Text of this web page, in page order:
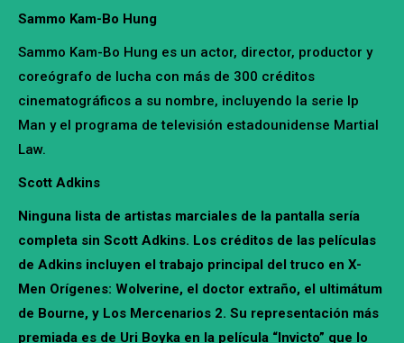
Sammo Kam-Bo Hung
Sammo Kam-Bo Hung es un actor, director, productor y
coreógrafo de lucha con más de 300 créditos
cinematográficos a su nombre, incluyendo la serie Ip
Man y el programa de televisión estadounidense Martial
Law.
Scott Adkins
Ninguna lista de artistas marciales de la pantalla sería
completa sin Scott Adkins. Los créditos de las películas
de Adkins incluyen el trabajo principal del truco en X-
Men Orígenes: Wolverine, el doctor extraño, el ultimátum
de Bourne, y Los Mercenarios 2. Su representación más
premiada es de Uri Boyka en la película “Invicto” que lo